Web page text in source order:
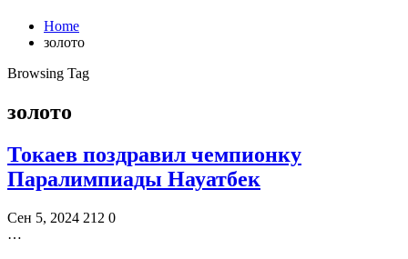
Home
золото
Browsing Tag
золото
Токаев поздравил чемпионку
Паралимпиады Науатбек
Сен 5, 2024 212 0
…